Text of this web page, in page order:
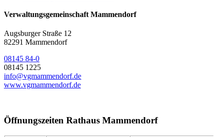
Verwaltungsgemeinschaft Mammendorf
Augsburger Straße 12
82291 Mammendorf
08145 84-0
08145 1225
info@vgmammendorf.de
www.vgmammendorf.de
Öffnungszeiten Rathaus Mammendorf